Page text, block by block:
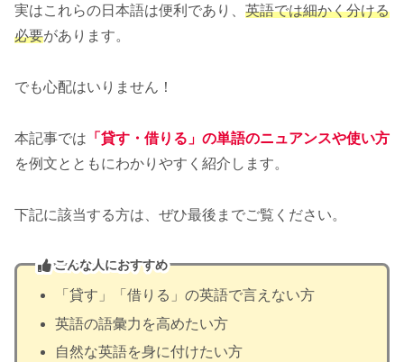
実はこれらの日本語は便利であり、 英語では細かく分ける
必要があります。
でも心配はいりません！
本記事では 「貸す・借りる」の単語のニュアンスや使い方
を例文とともにわかりやすく紹介します。
下記に該当する方は、ぜひ最後までご覧ください。
こんな人におすすめ
「貸す」「借りる」の英語で言えない方
英語の語彙力を高めたい方
自然な英語を身に付けたい方